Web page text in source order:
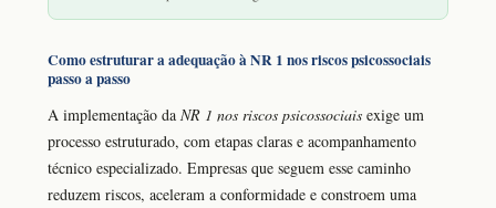
Como estruturar a adequação à NR 1 nos riscos psicossociais
passo a passo
A implementação da NR 1 nos riscos psicossociais exige um
processo estruturado, com etapas claras e acompanhamento
técnico especializado. Empresas que seguem esse caminho
reduzem riscos, aceleram a conformidade e constroem uma